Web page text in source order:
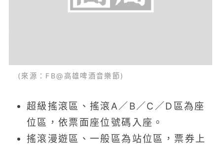
(來源：FB@高雄啤酒音樂節)
超級搖滾區、搖滾A／B／C／D區為座
位區，依票面座位號碼入座。
搖滾漫遊區、一般區為站位區，票券上